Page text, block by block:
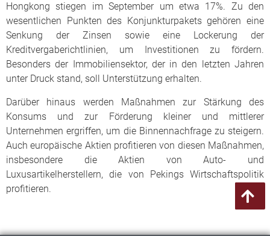
Hongkong stiegen im September um etwa 17%. Zu den
wesentlichen Punkten des Konjunkturpakets gehören eine
Senkung der Zinsen sowie eine Lockerung der
Kreditvergaberichtlinien, um Investitionen zu fördern.
Besonders der Immobiliensektor, der in den letzten Jahren
unter Druck stand, soll Unterstützung erhalten.
Darüber hinaus werden Maßnahmen zur Stärkung des
Konsums und zur Förderung kleiner und mittlerer
Unternehmen ergriffen, um die Binnennachfrage zu steigern.
Auch europäische Aktien profitieren von diesen Maßnahmen,
insbesondere die Aktien von Auto- und
Luxusartikelherstellern, die von Pekings Wirtschaftspolitik
profitieren.